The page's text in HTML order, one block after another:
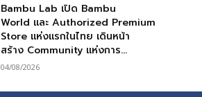
Bambu Lab เปิด Bambu
World และ Authorized Premium
Store แห่งแรกในไทย เดินหน้า
สร้าง Community แห่งการ...
04/08/2026